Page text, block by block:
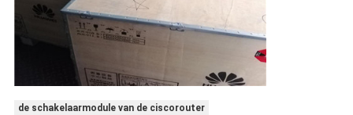
de schakelaarmodule van de ciscorouter